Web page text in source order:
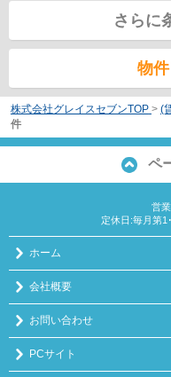
さらに
物
株式会社グレイスセブンTOP > (
件
ペ
営
定休日:毎月第1
ホーム
会社概要
お問い合わせ
PCサイト